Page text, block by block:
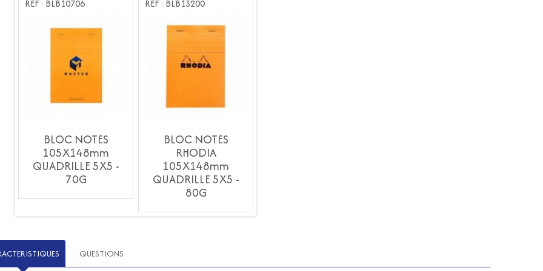
RÉF : BLB10706
BLOC NOTES
105X148mm
QUADRILLE 5X5 -
70G
RÉF : BLB13200
BLOC NOTES
RHODIA
105X148mm
QUADRILLE 5X5 -
80G
QUESTIONS